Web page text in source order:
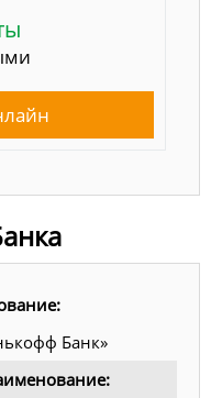
Банк»